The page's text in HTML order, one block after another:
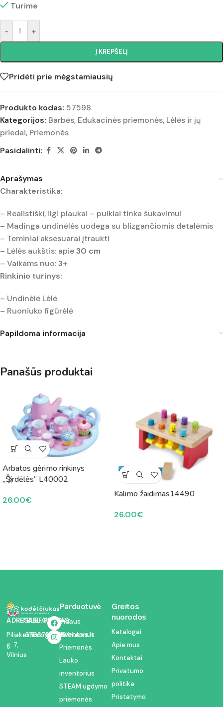
Turime
- +
Į KREPŠELĮ
Pridėti prie mėgstamiausių
Produkto kodas: 57598
Kategorijos: Barbės, Edukacinės priemonės, Lėlės ir jų
priedai, Priemonės
Pasidalinti:
Aprašymas
Charakteristika:
– Realistiški, ilgi plaukai – puikiai tinka šukavimui
– Madinga undinėlės uodega su blizgančiomis detalėmis
– Teminiai aksesuarai įtraukti
– Lėlės aukštis: apie30 cm
– Vaikams nuo:3+
Rinkinio turinys:
– Undinėlė Lėlė
– Ruoniuko figūrėlė
Papildoma informacija
Panašūs produktai
Arbatos gėrimo rinkinys
„Širdėlės” L40002
26.00€
Kalimo žaidimas14490
26.00€
ADRESAS:
Piliakalnio
g. 7,
Vilnius
TELEFONAS:
+37067350054
EL. PAŠTAS:
info@kodelciukas.lt
Parduotuvė
Vidaus
inventorius
Priemonės
Lauko
inventorius
STEAM ugdymo
priemonės
Greitos
nuorodos
Katalogai
Apie mus
Kontaktai
Privatumo
politika
Pristatymo